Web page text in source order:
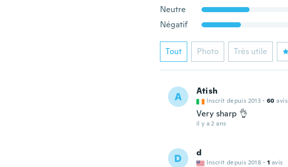
Neutre
Négatif
Tout Photo Très utile
A Atish
Inscrit depuis 2013 · 60 avis
Very sharp 👌
il y a 2 ans
D d
Inscrit depuis 2018 · 1 avis